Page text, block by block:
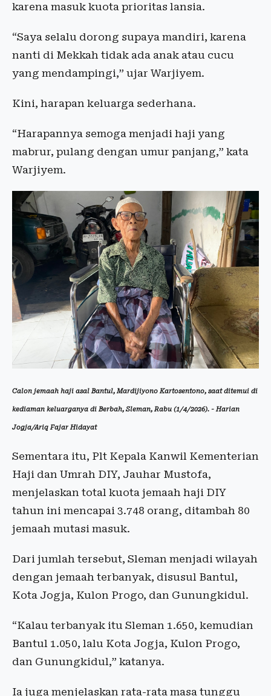
karena masuk kuota prioritas lansia.
“Saya selalu dorong supaya mandiri, karena
nanti di Mekkah tidak ada anak atau cucu
yang mendampingi,” ujar Warjiyem.
Kini, harapan keluarga sederhana.
“Harapannya semoga menjadi haji yang
mabrur, pulang dengan umur panjang,” kata
Warjiyem.
Calon jemaah haji asal Bantul, Mardijiyono Kartosentono, saat ditemui di
kediaman keluarganya di Berbah, Sleman, Rabu (1/4/2026). - Harian
Jogja/Ariq Fajar Hidayat
Sementara itu, Plt Kepala Kanwil Kementerian
Haji dan Umrah DIY, Jauhar Mustofa,
menjelaskan total kuota jemaah haji DIY
tahun ini mencapai 3.748 orang, ditambah 80
jemaah mutasi masuk.
Dari jumlah tersebut, Sleman menjadi wilayah
dengan jemaah terbanyak, disusul Bantul,
Kota Jogja, Kulon Progo, dan Gunungkidul.
“Kalau terbanyak itu Sleman 1.650, kemudian
Bantul 1.050, lalu Kota Jogja, Kulon Progo,
dan Gunungkidul,” katanya.
Ia juga menjelaskan rata-rata masa tunggu